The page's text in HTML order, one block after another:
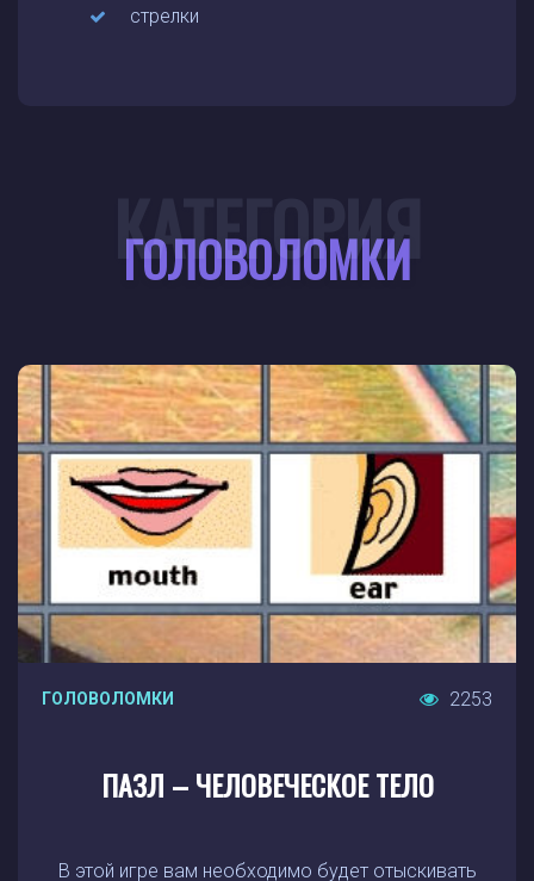
стрелки
ГОЛОВОЛОМКИ
КАТЕГОРИЯ
ГОЛОВОЛОМКИ 2253
ПАЗЛ – ЧЕЛОВЕЧЕСКОЕ ТЕЛО
В этой игре вам необходимо будет отыскивать